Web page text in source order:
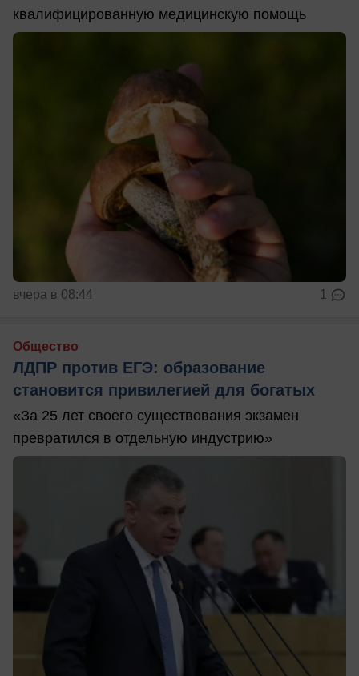
квалифицированную медицинскую помощь
вчера в 08:44 1
Общество
ЛДПР против ЕГЭ: образование
становится привилегией для богатых
«За 25 лет своего существования экзамен
превратился в отдельную индустрию»